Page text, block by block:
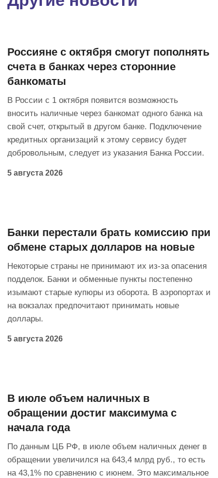
Россияне с октября смогут пополнять
счета в банках через сторонние
банкоматы
В России с 1 октября появится возможность
вносить наличные через банкомат одного банка на
свой счет, открытый в другом банке. Подключение
кредитных организаций к этому сервису будет
добровольным, следует из указания Банка России.
5 августа 2026
Банки перестали брать комиссию при
обмене старых долларов на новые
Некоторые страны не принимают их из-за опасения
подделок. Банки и обменные пункты постепенно
изымают старые купюры из оборота. В аэропортах и
на вокзалах предпочитают принимать новые
доллары.
5 августа 2026
В июле объем наличных в
обращении достиг максимума с
начала года
По данным ЦБ РФ, в июле объем наличных денег в
обращении увеличился на 643,4 млрд руб., то есть
на 43,1% по сравнению с июнем. Это максимальное